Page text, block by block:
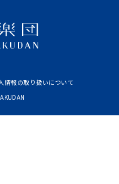
情報の取り扱いについて